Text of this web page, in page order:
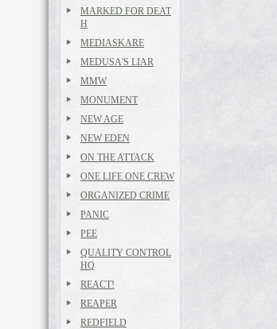
MARKED FOR DEAT
H
MEDIASKARE
MEDUSA'S LIAR
MMW
MONUMENT
NEW AGE
NEW EDEN
ON THE ATTACK
ONE LIFE ONE CREW
ORGANIZED CRIME
PANIC
PEE
QUALITY CONTROL
HQ
REACT!
REAPER
REDFIELD